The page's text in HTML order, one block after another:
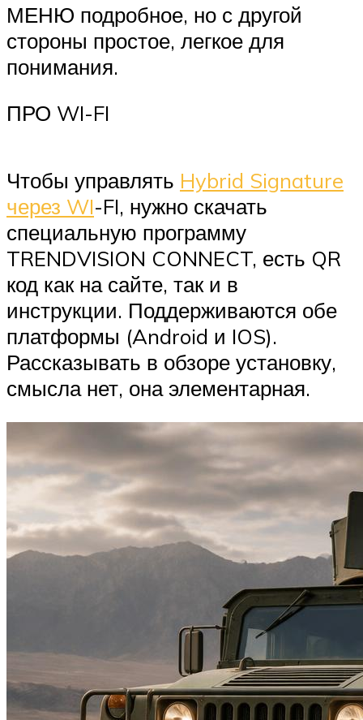
МЕНЮ подробное, но с другой
стороны простое, легкое для
понимания.
ПРО WI-FI
Чтобы управлять Hybrid Signature
через WI-FI, нужно скачать
специальную программу
TRENDVISION CONNECT, есть QR
код как на сайте, так и в
инструкции. Поддерживаются обе
платформы (Android и IOS).
Рассказывать в обзоре установку,
смысла нет, она элементарная.